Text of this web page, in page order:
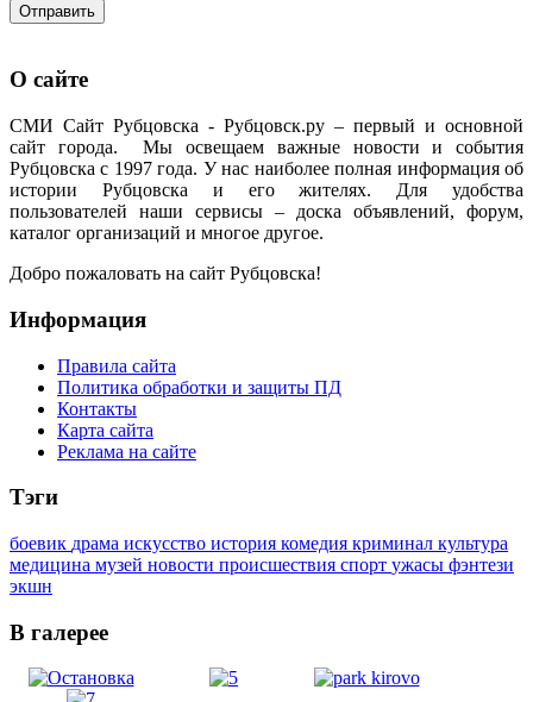
Отправить
О сайте
СМИ Сайт Рубцовска - Рубцовск.ру – первый и основной
сайт города. Мы освещаем важные новости и события
Рубцовска с 1997 года. У нас наиболее полная информация об
истории Рубцовска и его жителях. Для удобства
пользователей наши сервисы – доска объявлений, форум,
каталог организаций и многое другое.
Добро пожаловать на сайт Рубцовска!
Информация
Правила сайта
Политика обработки и защиты ПД
Контакты
Карта сайта
Реклама на сайте
Тэги
боевик драма искусство история комедия криминал культура
медицина музей новости происшествия спорт ужасы фэнтези
экшн
В галерее